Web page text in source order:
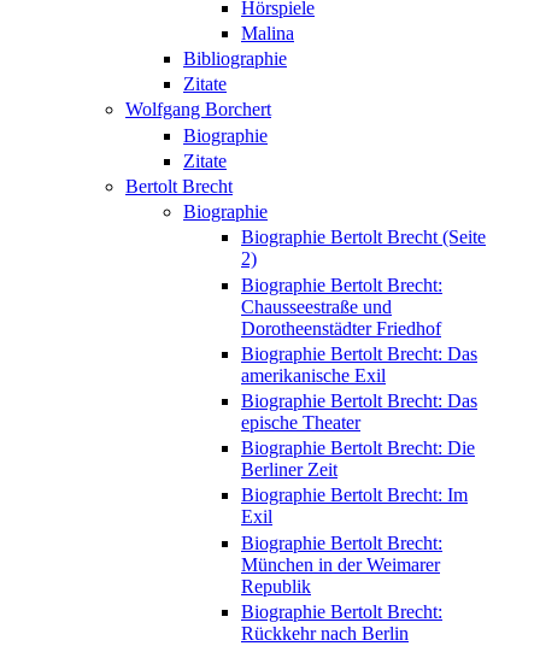
Hörspiele
Malina
Bibliographie
Zitate
Wolfgang Borchert
Biographie
Zitate
Bertolt Brecht
Biographie
Biographie Bertolt Brecht (Seite
2)
Biographie Bertolt Brecht:
Chausseestraße und
Dorotheenstädter Friedhof
Biographie Bertolt Brecht: Das
amerikanische Exil
Biographie Bertolt Brecht: Das
epische Theater
Biographie Bertolt Brecht: Die
Berliner Zeit
Biographie Bertolt Brecht: Im
Exil
Biographie Bertolt Brecht:
München in der Weimarer
Republik
Biographie Bertolt Brecht:
Rückkehr nach Berlin